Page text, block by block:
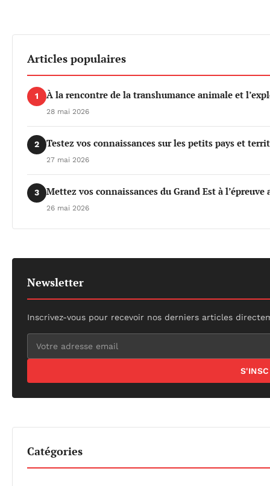
Articles populaires
1 À la rencontre de la transhumance animale et
28 mai 2026
2 Testez vos connaissances sur les petits pays et
27 mai 2026
3 Mettez vos connaissances du Grand Est à
26 mai 2026
Newsletter
Inscrivez-vous pour recevoir nos derniers articles
Catégories